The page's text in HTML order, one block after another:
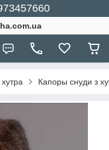
Капоры снуди з